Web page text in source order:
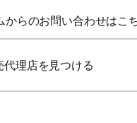
用したモバイルワークス
会議、通勤、出張など、
たデザインとプレミアム素
性能をよりスマートに持
プ
グラフィックス)
からのお問い合わせはこ
代理店を見つける